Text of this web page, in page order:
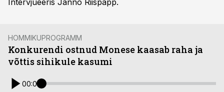
Intervjueeris Janno Riispapp.
HOMMIKUPROGRAMM
Konkurendi ostnud Monese kaasab raha ja
võttis sihikule kasumi
00:00